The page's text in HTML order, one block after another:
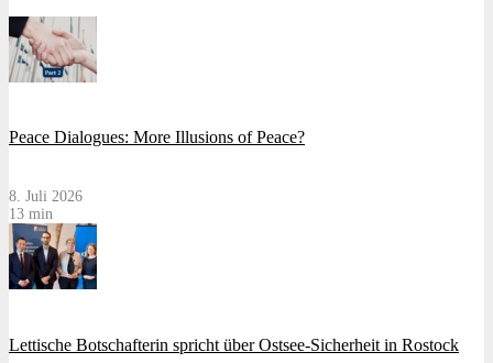
Peace Dialogues: More Illusions of Peace?
8. Juli 2026
13 min
Lettische Botschafterin spricht über Ostsee-Sicherheit in Rostock